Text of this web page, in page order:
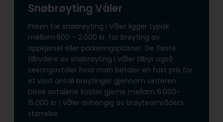
Snøbrøyting Våler
Prisen for snøbrøyting i Våler ligger typisk
mellom 500 – 2.000 kr. for brøyting av
oppkjørsel eller parkeringsplasser. De fleste
tilbydere av snøbrøyting i Våler tilbyr også
sesongavtaler hvor man betaler en fast pris for
et visst antall brøytinger gjennom vinteren.
Disse avtalene koster gjerne mellom 6.000-
15.000 kr i Våler avhengig av brøyteområdets
størrelse.